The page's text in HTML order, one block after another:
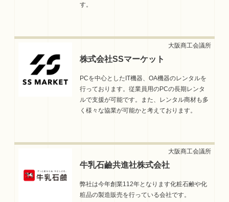
す。
牛乳石鹼共進社株式会社
弊社は今年創業112年となります化粧石鹸や化
粧品の製造販売を行っている会社です。
株式会社SSマーケット
PCを中心としたIT機器、OA機器のレンタルを
行っております。従業員用のPCの長期レンタ
ルで支援が可能です。また、レンタル商材も多
く様々な協業が可能かと考えております。